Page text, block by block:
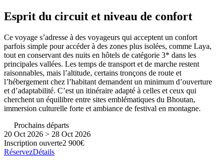
Esprit du circuit et niveau de confort
Ce voyage s’adresse à des voyageurs qui acceptent un confort
parfois simple pour accéder à des zones plus isolées, comme Laya,
tout en conservant des nuits en hôtels de catégorie 3* dans les
principales vallées. Les temps de transport et de marche restent
raisonnables, mais l’altitude, certains tronçons de route et
l’hébergement chez l’habitant demandent un minimum d’ouverture
et d’adaptabilité. C’est un itinéraire adapté à celles et ceux qui
cherchent un équilibre entre sites emblématiques du Bhoutan,
immersion culturelle forte et ambiance de festival en montagne.
Prochains départs
20 Oct 2026 > 28 Oct 2026
Inscription ouverte2 900€
RéservezDétails